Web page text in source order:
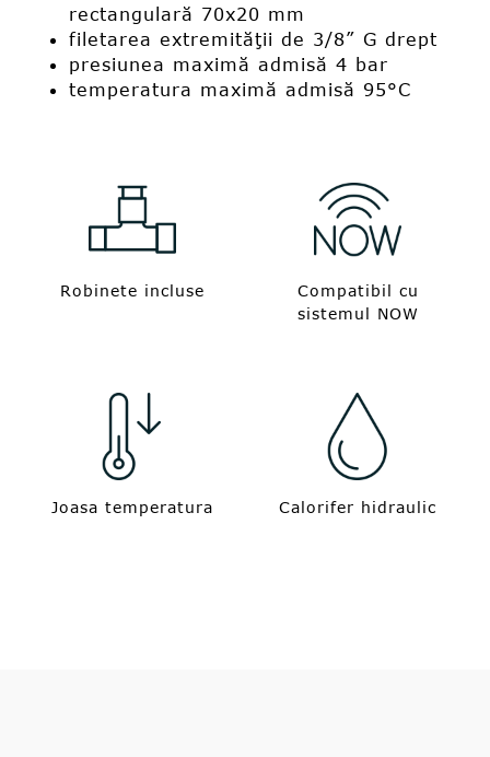
rectangulară 70x20 mm
filetarea extremităţii de 3/8” G drept
presiunea maximă admisă 4 bar
temperatura maximă admisă 95°C
Robinete incluse
Compatibil cu
sistemul NOW
Joasa temperatura Calorifer hidraulic